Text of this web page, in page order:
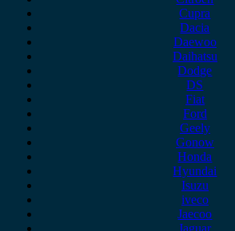
Cupra
Dacia
Daewoo
Daihatsu
Dodge
DS
Fiat
Ford
Geely
Gonow
Honda
Hyundai
Isuzu
iveco
Jaecoo
Jaguar